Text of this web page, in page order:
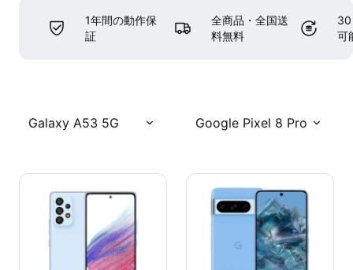
1年間の動作保
証
全商品・全国送
料無料
30
可
Galaxy A53 5G Google Pixel 8 Pro